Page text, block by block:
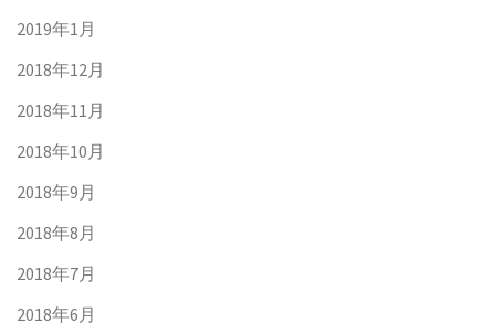
2019年1月
2018年12月
2018年11月
2018年10月
2018年9月
2018年8月
2018年7月
2018年6月